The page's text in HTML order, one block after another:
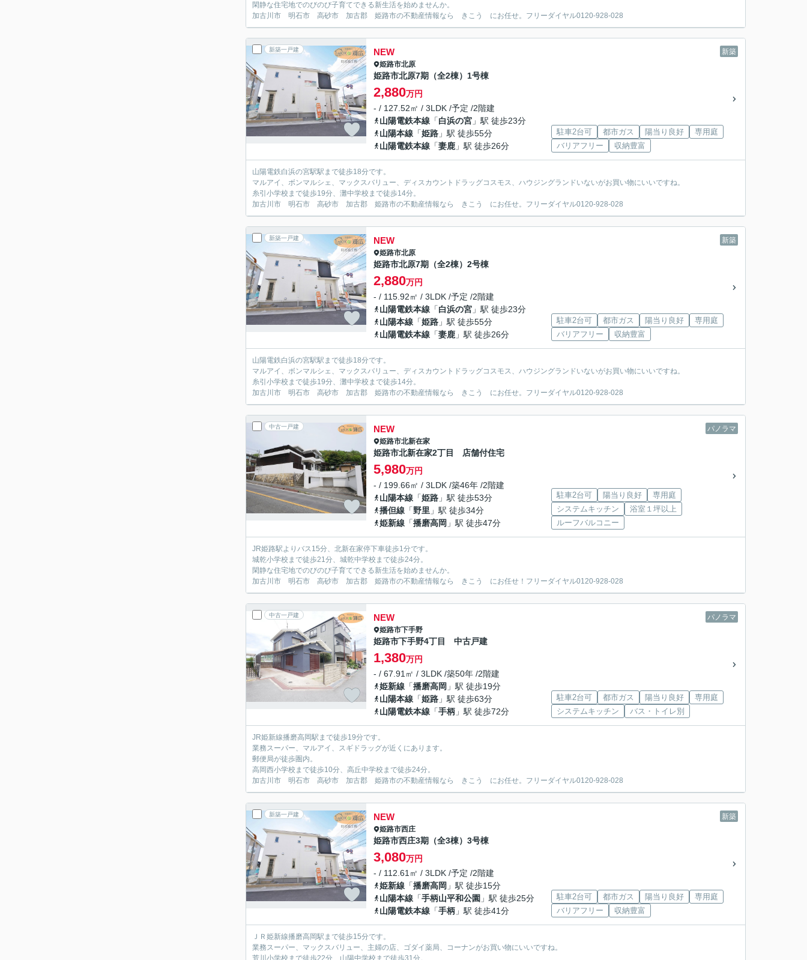
閑静な住宅地でのびのび子育てできる新生活を始めませんか。
加古川市 明石市 高砂市 加古郡 姫路市の不動産情報なら きこう にお任せ。フリーダイヤル0120-928-028
新築一戸建 新築
NEW
姫路市北原
姫路市北原7期（全2棟）1号棟
2,880万円
- / 127.52㎡ / 3LDK /予定 /2階建
山陽電鉄本線 「白浜の宮 」駅 徒歩23分
山陽本線 「姫路 」駅 徒歩55分
山陽電鉄本線 「妻鹿 」駅 徒歩26分
駐車2台可 都市ガス 陽当り良好
専用庭
バリアフリー
収納豊富
山陽電鉄白浜の宮駅駅まで徒歩18分です。
マルアイ、ボンマルシェ、マックスバリュー、ディスカウントドラッグコスモス、ハウジングランドいないがお買い物にいいですね。
糸引小学校まで徒歩19分、灘中学校まで徒歩14分。
加古川市 明石市 高砂市 加古郡 姫路市の不動産情報なら きこう にお任せ。フリーダイヤル0120-928-028
新築一戸建 新築
NEW
姫路市北原
姫路市北原7期（全2棟）2号棟
2,880万円
- / 115.92㎡ / 3LDK /予定 /2階建
山陽電鉄本線 「白浜の宮 」駅 徒歩23分
山陽本線 「姫路 」駅 徒歩55分
山陽電鉄本線 「妻鹿 」駅 徒歩26分
駐車2台可 都市ガス 陽当り良好
専用庭
バリアフリー
収納豊富
山陽電鉄白浜の宮駅駅まで徒歩18分です。
マルアイ、ボンマルシェ、マックスバリュー、ディスカウントドラッグコスモス、ハウジングランドいないがお買い物にいいですね。
糸引小学校まで徒歩19分、灘中学校まで徒歩14分。
加古川市 明石市 高砂市 加古郡 姫路市の不動産情報なら きこう にお任せ。フリーダイヤル0120-928-028
中古一戸建 パノラマ
NEW
姫路市北新在家
姫路市北新在家2丁目 店舗付住宅
5,980万円
- / 199.66㎡ / 3LDK /築46年 /2階建
山陽本線 「姫路 」駅 徒歩53分
播但線 「野里 」駅 徒歩34分
姫新線 「播磨高岡 」駅 徒歩47分
駐車2台可 陽当り良好
専用庭
システムキッチン
浴室１坪以上
ルーフバルコニー
JR姫路駅よりバス15分、北新在家停下車徒歩1分です。
城乾小学校まで徒歩21分、城乾中学校まで徒歩24分。
閑静な住宅地でのびのび子育てできる新生活を始めませんか。
加古川市 明石市 高砂市 加古郡 姫路市の不動産情報なら きこう にお任せ！フリーダイヤル0120-928-028
中古一戸建 パノラマ
NEW
姫路市下手野
姫路市下手野4丁目 中古戸建
1,380万円
- / 67.91㎡ / 3LDK /築50年 /2階建
姫新線 「播磨高岡 」駅 徒歩19分
山陽本線 「姫路 」駅 徒歩63分
山陽電鉄本線 「手柄 」駅 徒歩72分
駐車2台可 都市ガス 陽当り良好
専用庭
システムキッチン
バス・トイレ別
JR姫新線播磨高岡駅まで徒歩19分です。
業務スーパー、マルアイ、スギドラッグが近くにあります。
郵便局が徒歩圏内。
高岡西小学校まで徒歩10分、高丘中学校まで徒歩24分。
加古川市 明石市 高砂市 加古郡 姫路市の不動産情報なら きこう にお任せ。フリーダイヤル0120-928-028
新築一戸建 新築
NEW
姫路市西庄
姫路市西庄3期（全3棟）3号棟
3,080万円
- / 112.61㎡ / 3LDK /予定 /2階建
姫新線 「播磨高岡 」駅 徒歩15分
山陽本線 「手柄山平和公園 」駅 徒歩25分
山陽電鉄本線 「手柄 」駅 徒歩41分
駐車2台可 都市ガス 陽当り良好
専用庭
バリアフリー
収納豊富
ＪＲ姫新線播磨高岡駅まで徒歩15分です。
業務スーパー、マックスバリュー、主婦の店、ゴダイ薬局、コーナンがお買い物にいいですね。
荒川小学校まで徒歩22分、山陽中学校まで徒歩31分。